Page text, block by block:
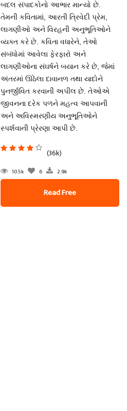
બદલ સંપાદકોનો આભાર માન્યો છે.
તેમની કવિતામાં, આરતી ત્રિવેદી પ્રેમ,
લાગણીઓ અને વિરહની અનુભૂતિઓને
વ્યક્ત કરે છે. કવિતા વધારેને, તેઓ
સંબંધોમાં આવેલા ફેરફારો અને
લાગણીઓના સંઘર્ષને બયાન કરે છે, જેમાં
અંતરમાં ઊઠેલા દાવાનળ તથા યાદોને
પુનર્જીવિત કરવાની અપીલ છે. તેઓએ
જીવનના દરેક પળને મહત્વ આપવાની
અને અવિસ્મરણીય અનુભૂતિઓને
સ્પર્શવાની પ્રેરણા આપી છે.
(36k)
10.5k 6 2.9k
Read Free